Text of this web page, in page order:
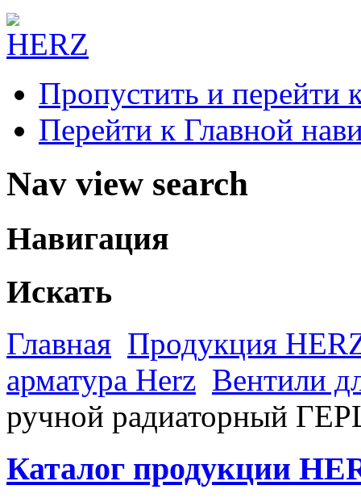
Пропустить и перейти
Перейти к Главной
Nav view search
Навигация
Искать
Главная Продукция
арматура Herz Вентили
ручной радиаторный
Каталог продукции